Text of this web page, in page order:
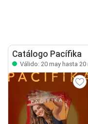
Catálogo Pacífika
Válido: 20 may hasta 20